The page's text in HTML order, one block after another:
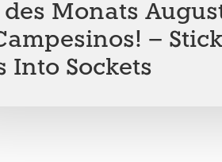
Monats
–
Into Sockets